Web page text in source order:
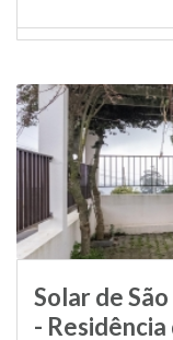
Solar de
-